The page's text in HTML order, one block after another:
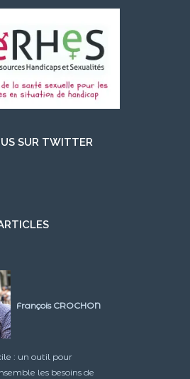
SUR TWITTER
François CROCHON
: un outil pour
les besoins de